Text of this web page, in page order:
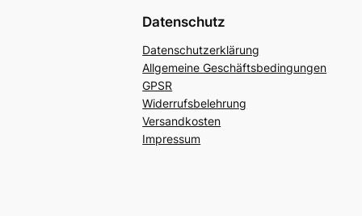
Datenschutz
Datenschutzerklärung
Allgemeine Geschäftsbedingungen
GPSR
Widerrufsbelehrung
Versandkosten
Impressum